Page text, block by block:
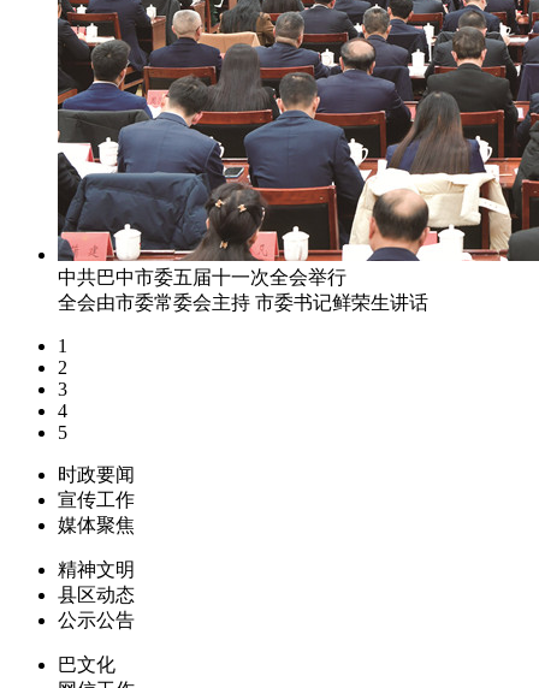
中共巴中市委五届十一次全会举行
全会由市委常委会主持 市委书记鲜荣生讲话
1
2
3
4
5
时政要闻
宣传工作
媒体聚焦
精神文明
县区动态
公示公告
巴文化